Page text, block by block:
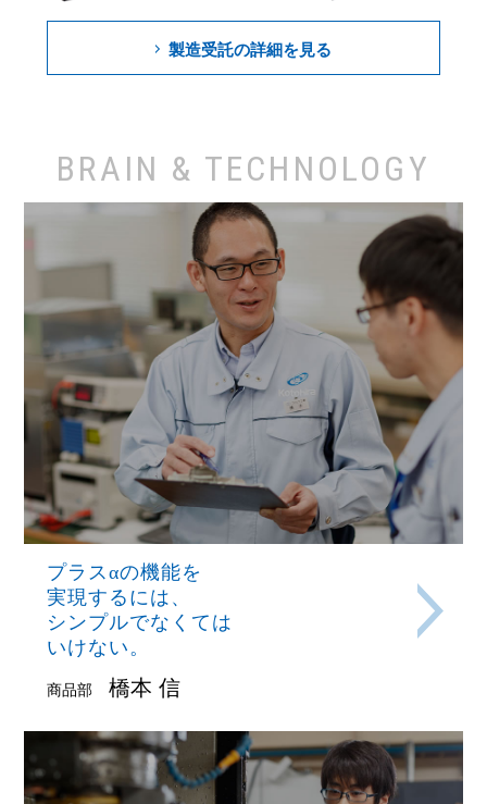
製造受託の詳細を見る
BRAIN & TECHNOLOGY
プラスαの機能を
実現するには、
シンプルでなくては
いけない。
商品部 橋本 信